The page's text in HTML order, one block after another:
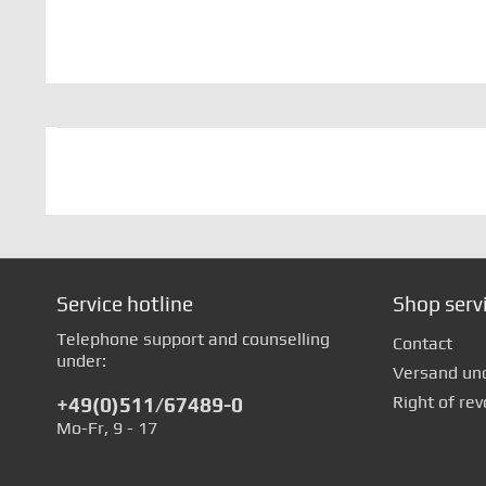
Service hotline
Telephone support and counselling
under:
+49(0)511/67489-0
Mo-Fr, 9 - 17
Shop
Contact
Versand
Right of